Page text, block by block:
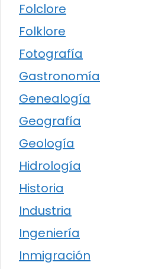
Folclore
Folklore
Fotografía
Gastronomía
Genealogía
Geografía
Geología
Hidrología
Historia
Industria
Ingeniería
Inmigración